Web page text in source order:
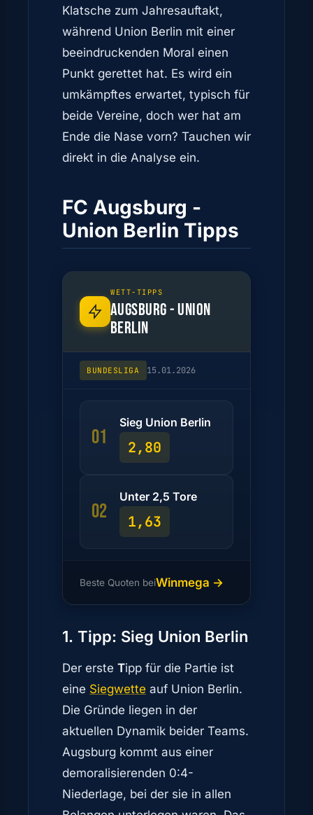
Klatsche zum Jahresauftakt,
während Union Berlin mit einer
beeindruckenden Moral einen
Punkt gerettet hat. Es wird ein
umkämpftes erwartet, typisch für
beide Vereine, doch wer hat am
Ende die Nase vorn? Tauchen wir
direkt in die Analyse ein.
FC Augsburg -
Union Berlin Tipps
WETT-TIPPS
AUGSBURG - UNION
BERLIN
BUNDESLIGA 15.01.2026
01
Sieg Union Berlin
2,80
02
Unter 2,5 Tore
1,63
Beste Quoten beiWinmega →
1. Tipp: Sieg Union Berlin
Der erste Tipp für die Partie ist
eine Siegwette auf Union Berlin.
Die Gründe liegen in der
aktuellen Dynamik beider Teams.
Augsburg kommt aus einer
demoralisierenden 0:4-
Niederlage, bei der sie in allen